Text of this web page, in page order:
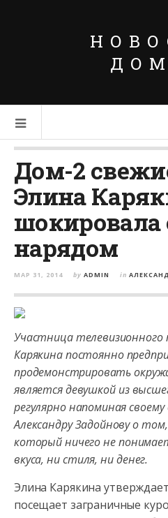
Дом-2
Элина
шокировала
нарядом
МАР 31, 2014 by ADMIN in
Участница телевизионного
Карякина постоянно
продемонстрировать
является девушкой из
регулярнонапоминая
Александру Задойнову о
который ничего не
вкуса, ни стиля, ни денег.
Элина Карякина
посещает заграничные